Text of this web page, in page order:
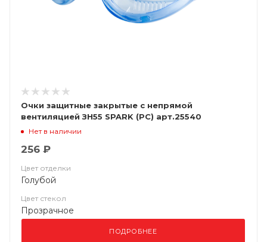
Очки защитные закрытые с непрямой
вентиляцией ЗН55 SPARK (РС) арт.25540
Нет в наличии
256 ₽
Цвет отделки
Голубой
Цвет стекол
Прозрачное
ПОДРОБНЕЕ